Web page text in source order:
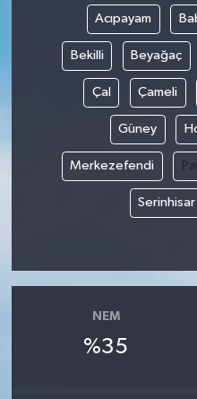
Acıpayam
Bekilli Beyağaç
Çal Çameli
Güney
Merkezefendi
Serinhisar
NEM
%35